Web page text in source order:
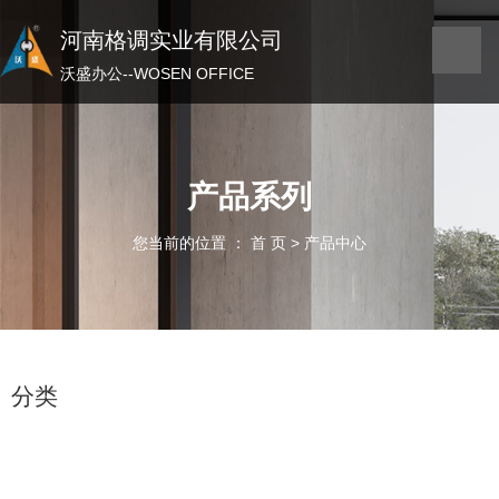
河南格调实业有限公司
沃盛办公——WOSEN OFFICE
河南格调实业有限公司
沃盛办公--WOSEN OFFICE
产品系列
您当前的位置 ： 首 页 > 产品中心
分类